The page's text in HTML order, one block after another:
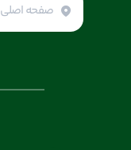
صفحه اصلی